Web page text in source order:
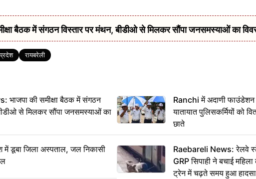
बैठक में संगठन विस्तार पर मंथन, बीडीओ से मिलकर सौंपा जनसमस्याओं का
रायबरेली
की समीक्षा बैठक में संगठन
से मिलकर सौंपा जनसमस्याओं का
में डूबा जिला अस्पताल, जल निकासी
Ranchi में अदाणी
यातायात पुलिसकर्मियों को
छाते
Raebareli News: रेलवे
GRP सिपाही ने बचाई
ट्रेन में चढ़ते समय हुआ